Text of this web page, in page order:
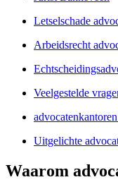
Letselschade
Arbeidsrecht
Veelgestelde
Uitgelichte
Waarom